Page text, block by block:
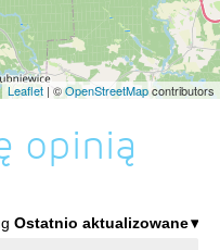
Leaflet | ©OpenStreetMapcontributors
opinią